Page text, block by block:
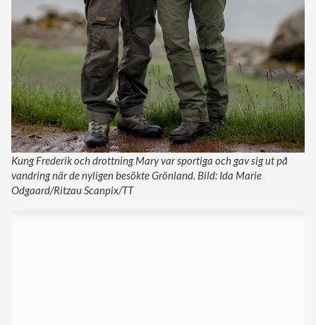
Kung Frederik och drottning Mary var sportiga och gav sig ut på
vandring när de nyligen besökte Grönland. Bild: Ida Marie
Odgaard/Ritzau Scanpix/TT